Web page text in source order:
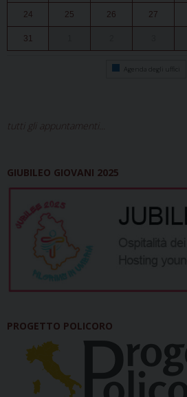
24 25 26 27
31
Agenda degli uffici
tutti gli appuntamenti...
GIUBILEO GIOVANI 2025
PROGETTO POLICORO